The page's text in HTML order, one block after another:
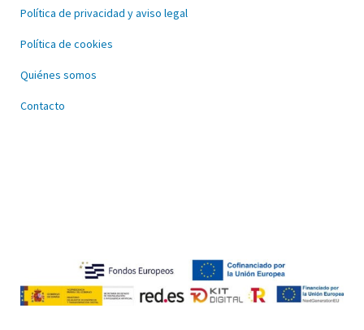
Política de privacidad y aviso legal
Política de cookies
Quiénes somos
Contacto